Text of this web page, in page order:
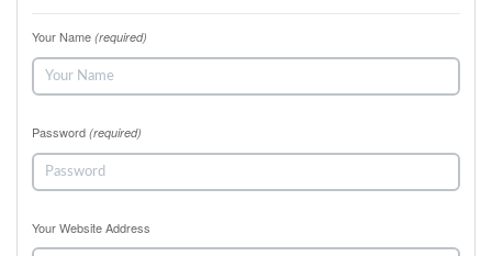
Your Name (required)
Password (required)
Your Website Address